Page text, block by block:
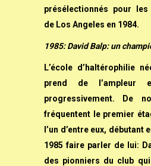
présélectionnés pour les
de Los Angeles en 1984.
1985: David Balp: un
L’école d’haltérophilie
prend de l’ampleur
progressivement. De
fréquentent le premier
l’un d’entre eux, débutant
1985 faire parler de lui:
des pionniers du club